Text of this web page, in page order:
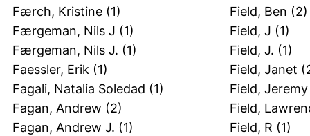
Færch, Kristine (1)
Færgeman, Nils J (1)
Færgeman, Nils J. (1)
Faessler, Erik (1)
Fagali, Natalia Soledad (1)
Fagan, Andrew (2)
Fagan, Andrew J. (1)
Field, Ben (2)
Field, J (1)
Field, J. (1)
Field, Janet
Field, Jeremy
Field,
Field, R (1)